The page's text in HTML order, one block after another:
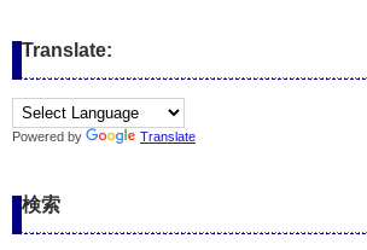
Translate:
Powered by Translate
検索